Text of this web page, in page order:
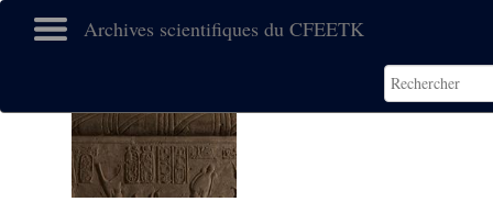
Archives scientifiques du CFEETK